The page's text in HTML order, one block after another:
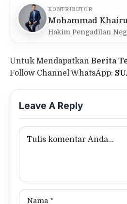
KONTRIBUTOR
Mohammad
Hakim Pengadilan
Untuk Mendapatkan Berita
Follow Channel WhatsApp:
Leave A Reply